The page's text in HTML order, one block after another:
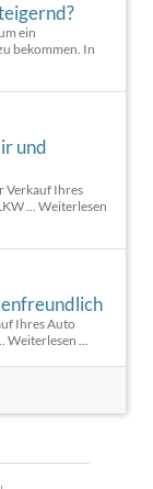
ein
bekommen. In
und
Verkauf Ihres
... Weiterlesen
Ihres Auto
Weiterlesen ...